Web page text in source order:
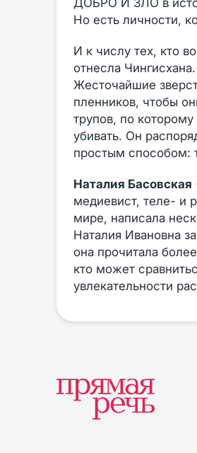
ДОБРО И ЗЛО в
Но есть личности,
И к числу тех, кто
отнесла
Жесточайшие
пленников, чтобы
трупов, по
убивать. Он
простым способом:
Наталия Басовская
медиевист, теле- и
мире, написала
Наталия Ивановна
она прочитала
кто может
увлекательности